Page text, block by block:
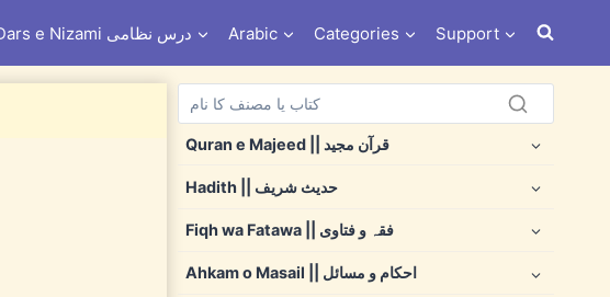
Dars e Nizami درس نظامی Arabic Categories Support
Quran e Majeed || قرآن مجید
Hadith || حدیث شریف
Fiqh wa Fatawa || فقہ و فتاوی
Ahkam o Masail || احکام و مسائل